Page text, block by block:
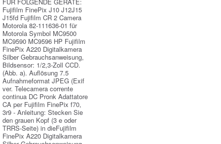
Fujifilm FinePix J10 J12J15
J15fd Fujifilm CR 2 Camera
Motorola 82-111636-01 für
Motorola Symbol MC9500
MC9590 MC9596 HP Fujifilm
FinePix A220 Digitalkamera
Silber Gebrauchsanweisung,
Bildsensor: 1/2,3-Zoll CCD.
(Abb. a). Auflösung 7.5
Aufnahmeformat JPEG (Exif
ver. Telecamera corrente
continua DC Pronk Adattatore
CA per Fujifilm FinePix f70,
3r9 - Anleitung: Stecken Sie
den grauen Kopf (3 e oder
TRRS-Seite) in dieFujifilm
FinePix A220 Digitalkamera